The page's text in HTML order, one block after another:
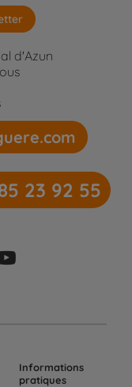
d'Azun
23 92 55
Informations
pratiques